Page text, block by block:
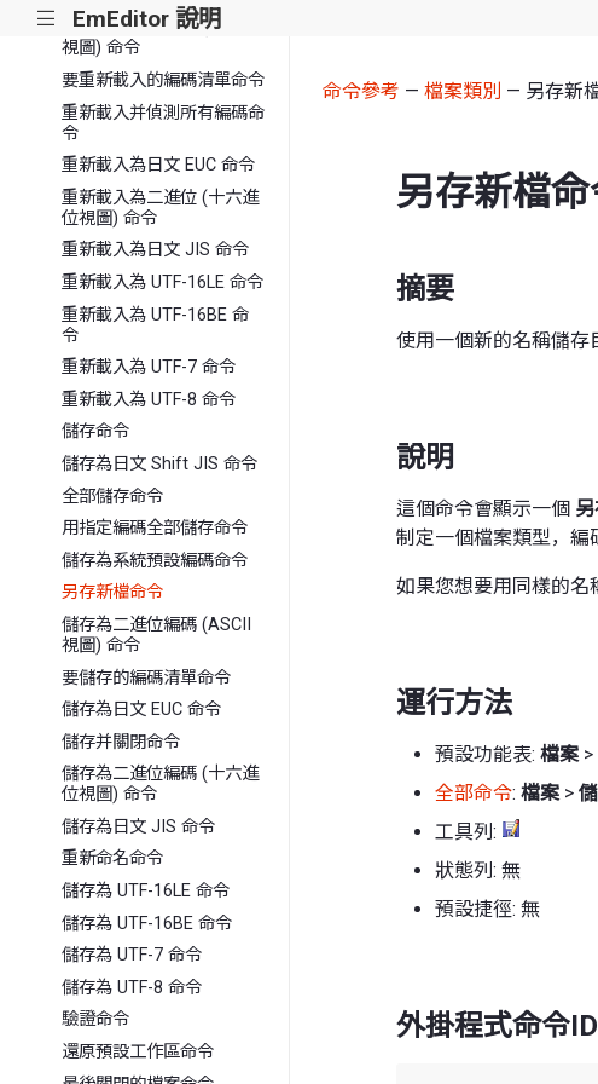
||| EmEditor 說明
重新載入為二進位 (ASCII
視圖) 命令
要重新載入的編碼清單命令
重新載入并偵測所有編碼命
令
重新載入為日文 EUC 命令
重新載入為二進位 (十六進
位視圖) 命令
重新載入為日文 JIS 命令
重新載入為 UTF-16LE 命令
重新載入為 UTF-16BE 命
令
重新載入為 UTF-7 命令
重新載入為 UTF-8 命令
儲存命令
儲存為日文 Shift JIS 命令
全部儲存命令
用指定編碼全部儲存命令
儲存為系統預設編碼命令
另存新檔命令
儲存為二進位編碼 (ASCII
視圖) 命令
要儲存的編碼清單命令
儲存為日文 EUC 命令
儲存并關閉命令
儲存為二進位編碼 (十六進
位視圖) 命令
儲存為日文 JIS 命令
重新命名命令
儲存為 UTF-16LE 命令
儲存為 UTF-16BE 命令
儲存為 UTF-7 命令
儲存為 UTF-8 命令
驗證命令
還原預設工作區命令
命令參考 — 檔案類別 — 另存新
另存新檔
摘要
使用一個新的名稱儲存
說明
這個命令會顯示一個
制定一個檔案類型，編
如果您想要用同樣的名
運行方法
預設功能表: 檔案 >
全部命令: 檔案 >
工具列:
狀態列: 無
預設捷徑: 無
外掛程式命令ID